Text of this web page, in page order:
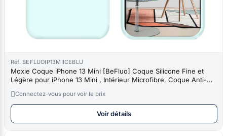
Réf. BEFLUOIP13MIICEBLU
Moxie Coque iPhone 13 Mini [BeFluo] Coque Silicone Fine et
Légère pour iPhone 13 Mini , Intérieur Microfibre, Coque Anti-
Connectez-vous pour voir le prix
Voir détails